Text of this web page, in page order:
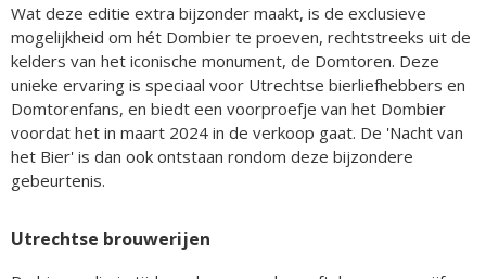
Wat deze editie extra bijzonder maakt, is de exclusieve
mogelijkheid om hét Dombier te proeven, rechtstreeks uit de
kelders van het iconische monument, de Domtoren. Deze
unieke ervaring is speciaal voor Utrechtse bierliefhebbers en
Domtorenfans, en biedt een voorproefje van het Dombier
voordat het in maart 2024 in de verkoop gaat. De 'Nacht van
het Bier' is dan ook ontstaan rondom deze bijzondere
gebeurtenis.
Utrechtse brouwerijen